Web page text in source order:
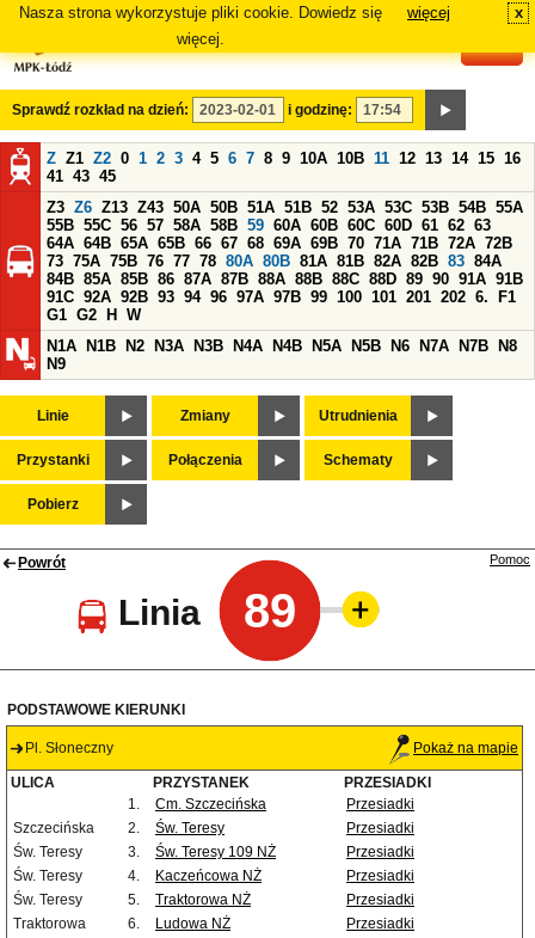
Nasza strona wykorzystuje pliki cookie. Dowiedz się
więcej.
więcej x
Sprawdź rozkład na dzień: i godzinę:
Z Z1 Z2 0 1 2 3 4 5 6 7 8 9 10A 10B 11 12 13 14 15 16
41 43 45
Z3 Z6 Z13 Z43 50A 50B 51A 51B 52 53A 53C 53B 54B 55A
55B 55C 56 57 58A 58B 59 60A 60B 60C 60D 61 62 63
64A 64B 65A 65B 66 67 68 69A 69B 70 71A 71B 72A 72B
73 75A 75B 76 77 78 80A 80B 81A 81B 82A 82B 83 84A
84B 85A 85B 86 87A 87B 88A 88B 88C 88D 89 90 91A 91B
91C 92A 92B 93 94 96 97A 97B 99 100 101 201 202 6.
F1
G1 G2 H
W
N1A
N1B N2 N3A N3B N4A N4B N5A N5B N6 N7A N7B
N8
N9
Linie Zmiany Utrudnienia
Przystanki Połączenia Schematy
Pobierz
Powrót
Linia 89
Pomoc
PODSTAWOWE KIERUNKI
Pl. Słoneczny Pokaż na mapie
ULICA PRZYSTANEK
PRZESIADKI
1.
Cm. Szczecińska
Przesiadki
Szczecińska
2. Św. Teresy
Przesiadki
Św. Teresy
3. Św. Teresy 109 NŻ
Przesiadki
Św. Teresy
4. Kaczeńcowa NŻ
Przesiadki
Św. Teresy
5. Traktorowa NŻ
Przesiadki
Traktorowa
6. Ludowa NŻ
Przesiadki